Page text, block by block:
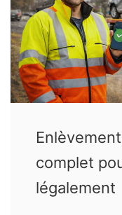
complet
légalement